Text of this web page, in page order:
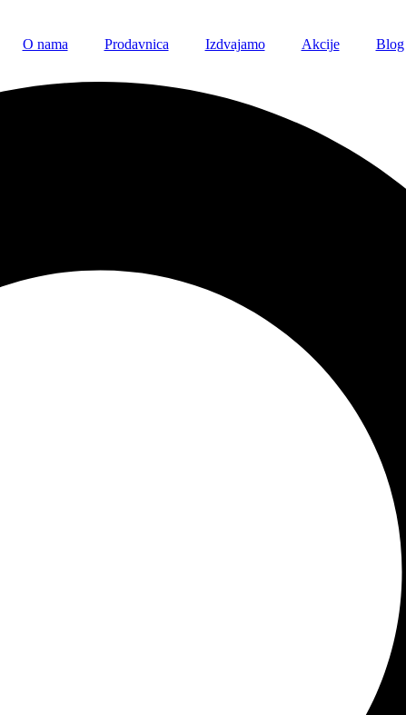
O nama Prodavnica Izdvajamo Akcije Blog